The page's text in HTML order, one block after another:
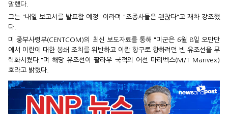
말했다.
그는 "내일 보고서를 발표할 예정" 이라며 "조종사들은 괜찮다"고 재차 강조했
다.
미 중부사령부(CENTCOM)의 최신 보도자료를 통해 "미군은 6월 8일 오만만
에서 이란에 대한 봉쇄 조치를 위반하고 이란 항구로 향하려던 빈 유조선을 무
력화시켰다."며 해당 유조선이 팔라우 국적의 어선 마리벡스(M/T Marivex)
호라고 밝혔다.